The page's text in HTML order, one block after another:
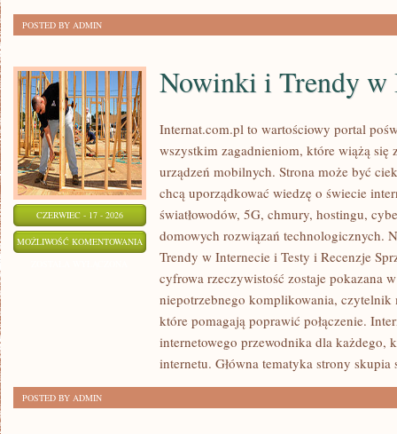
POSTED BY ADMIN
CZERWIEC - 17 - 2026
MOŻLIWOŚĆ KOMENTOWANIA NOWINKI
TRENDY
INTERNECIE
Nowinki i Trendy w
Internat.com.pl to wartościowy portal
wszystkim zagadnieniom, które wiążą się
urządzeń mobilnych. Strona może być
chcą uporządkować wiedzę o świecie
światłowodów, 5G, chmury, hostingu,
domowych rozwiązań technologicznych.
Trendy w Internecie i Testy i Recenzje
cyfrowa rzeczywistość zostaje pokazana
niepotrzebnego komplikowania,
które pomagają poprawić połączenie.
internetowego przewodnika dla każdego,
internetu. Główna tematyka strony skupia
POSTED BY ADMIN